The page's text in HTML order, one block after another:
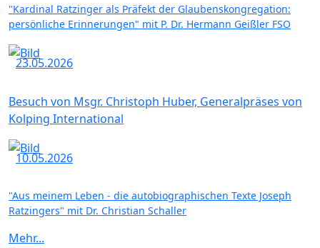
"Kardinal Ratzinger als Präfekt der Glaubenskongregation:
persönliche Erinnerungen" mit P. Dr. Hermann Geißler FSO
23.05.2026
Besuch von Msgr. Christoph Huber, Generalpräses von
Kolping International
10.05.2026
"Aus meinem Leben - die autobiographischen Texte Joseph
Ratzingers" mit Dr. Christian Schaller
Mehr...